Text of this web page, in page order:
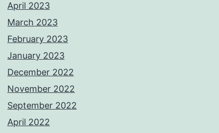
April 2023
March 2023
February 2023
January 2023
December 2022
November 2022
September 2022
April 2022